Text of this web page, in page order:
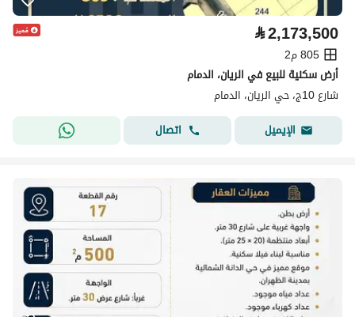
⃁2,173,500
805 م2
أرض سكنية للبيع في الريان، الدمام
شارع 10ج، حي الريان، الدمام
الإيميل
اتصال